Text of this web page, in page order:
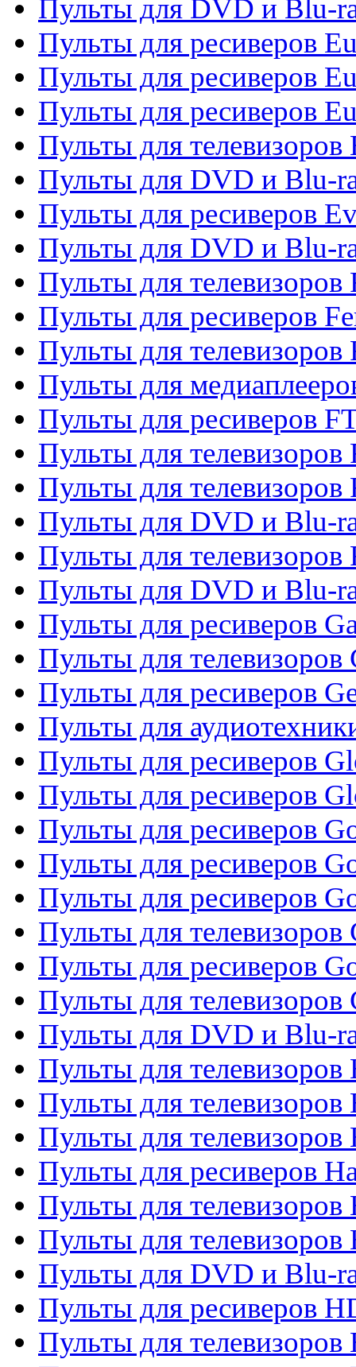
Пульты для DVD и Blu-
Пульты для ресиверов
Пульты для ресиверов
Пульты для ресиверов
Пульты для телевизоров
Пульты для DVD и Blu-
Пульты для ресиверов
Пульты для DVD и Blu-
Пульты для телевизоров
Пульты для ресиверов
Пульты для
Пульты для
Пульты для ресиверов
Пульты для телевизоров
Пульты для телевизоров
Пульты для DVD и Blu-
Пульты для телевизоров
Пульты для DVD и Blu-
Пульты для ресиверов
Пульты для телевизоров
Пульты для ресиверов
Пульты для
Пульты для ресиверов
Пульты для ресиверов
Пульты для ресиверов
Пульты для ресиверов
Пульты для ресиверов
Пульты для телевизоров
Пульты для ресиверов
Пульты для телевизоров
Пульты для DVD и Blu-
Пульты для телевизоров
Пульты для телевизоров
Пульты для
Пульты для ресиверов
Пульты для телевизоров
Пульты для телевизоров
Пульты для DVD и Blu-
Пульты для ресиверов
Пульты для